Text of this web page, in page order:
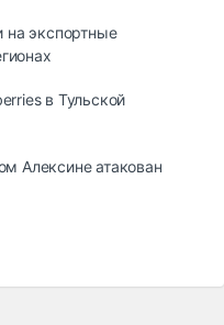
экспортные
в Тульской
Алексине атакован